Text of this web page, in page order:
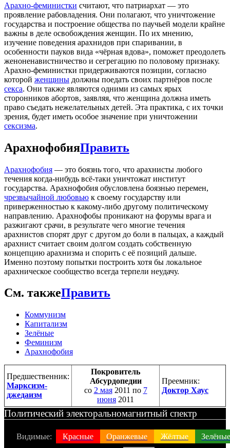
Арахно-феминистки считают, что патриархат — это
проявление рабовладения. Они полагают, что уничтожение
государства и построение общества по паучьей модели крайне
важны в деле освобождения женщин. По их мнению,
изучение поведения арахнидов при спаривании, в
особенности пауков вида «чёрная вдова», поможет преодолеть
женоненавистничество и сегрегацию по половому признаку.
Арахно-феминистки придерживаются позиции, согласно
которой женщины должны поедать своих партнёров после
секса. Они также являются одними из самых ярых
сторонников абортов, заявляя, что женщина должна иметь
право съедать нежелательных детей. Эта практика, с их точки
зрения, будет иметь особое значение при уничтожении
сексизма.
АрахнофобияПравить
Арахнофобия — это боязнь того, что арахнисты любого
течения когда-нибудь всё-таки уничтожат институт
государства. Арахнофобия обусловлена боязнью перемен,
чрезвычайной любовью к своему государству или
приверженностью к какому-либо другому политическому
направлению. Арахнофобы проникают на форумы врага и
разжигают срачи, в результате чего многие течения
арахнистов спорят друг с другом до боли в пальцах, а каждый
арахнист считает своим долгом создать собственную
концепцию арахнизма и спорить с её позиций дальше.
Именно поэтому попытки построить хотя бы локальное
арахническое сообщество всегда терпели неудачу.
См. такжеПравить
Коммунизм
Капитализм
Зелёные
Феминизм
Арахнофобия
Предшественник:
Марксизм-
джедаизм
Покровитель
Абсурдопедии
со 2 мая2011 по 7
июня 2011
Преемник:
Доктор Хаус
Политический электоральномагнитный спектр
Видимые: Красные Оранжевые Жёлтые